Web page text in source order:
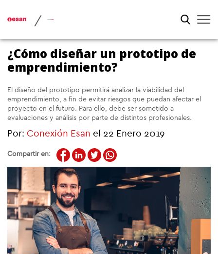
/
¿Cómo diseñar un prototipo de
emprendimiento?
El diseño del prototipo permitirá analizar la viabilidad del
emprendimiento, a fin de evitar riesgos que puedan afectar el
proyecto en el futuro. Para ello, debe ser sometido a
evaluaciones y análisis por parte de distintos profesionales.
Por: Conexión Esan el 22 Enero 2019
Compartir en: